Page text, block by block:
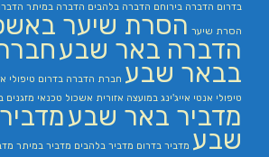
בדרום הדברה בירוחם הדברה בלהבים הדברה במיתר
הסרת שיער הסרת שיער
הדברה באר שבע
בבאר שבע חברת הדברה בדרום טיפולי
טיפולי אנטי אייג'ינג במועצה אזורית אשכול טכנאי מזגנים
מדביר באר שבע
שבע מדביר בדרום מדביר בלהבים מדביר במיתר